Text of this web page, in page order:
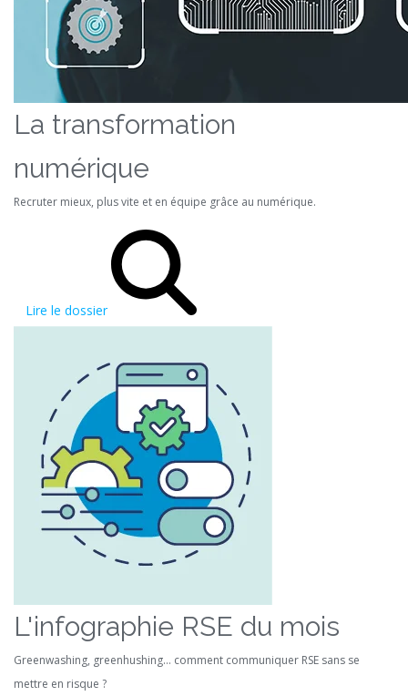
La transformation
numérique
Recruter mieux, plus vite et en équipe grâce au numérique.
Lire le dossier
L'infographie RSE du mois
Greenwashing, greenhushing… comment communiquer RSE sans se
mettre en risque ?